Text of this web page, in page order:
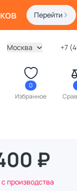
Перейти
Москва +7
0
Избранное
₽
производства